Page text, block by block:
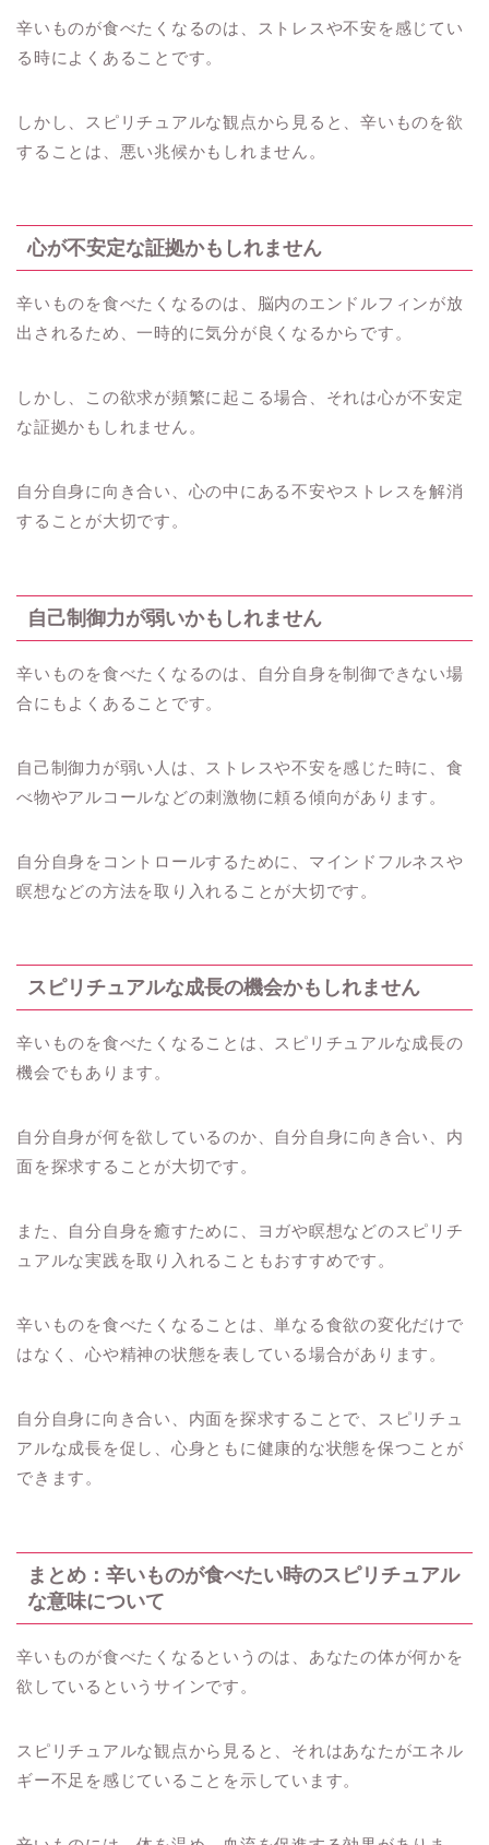
辛いものが食べたくなるのは、ストレスや不安を感じてい
る時によくあることです。
しかし、スピリチュアルな観点から見ると、辛いものを欲
することは、悪い兆候かもしれません。
心が不安定な証拠かもしれません
辛いものを食べたくなるのは、脳内のエンドルフィンが放
出されるため、一時的に気分が良くなるからです。
しかし、この欲求が頻繁に起こる場合、それは心が不安定
な証拠かもしれません。
自分自身に向き合い、心の中にある不安やストレスを解消
することが大切です。
自己制御力が弱いかもしれません
辛いものを食べたくなるのは、自分自身を制御できない場
合にもよくあることです。
自己制御力が弱い人は、ストレスや不安を感じた時に、食
べ物やアルコールなどの刺激物に頼る傾向があります。
自分自身をコントロールするために、マインドフルネスや
瞑想などの方法を取り入れることが大切です。
スピリチュアルな成長の機会かもしれません
辛いものを食べたくなることは、スピリチュアルな成長の
機会でもあります。
自分自身が何を欲しているのか、自分自身に向き合い、内
面を探求することが大切です。
また、自分自身を癒すために、ヨガや瞑想などのスピリチ
ュアルな実践を取り入れることもおすすめです。
辛いものを食べたくなることは、単なる食欲の変化だけで
はなく、心や精神の状態を表している場合があります。
自分自身に向き合い、内面を探求することで、スピリチュ
アルな成長を促し、心身ともに健康的な状態を保つことが
できます。
まとめ：辛いものが食べたい時のスピリチュアル
な意味について
辛いものが食べたくなるというのは、あなたの体が何かを
欲しているというサインです。
スピリチュアルな観点から見ると、それはあなたがエネル
ギー不足を感じていることを示しています。